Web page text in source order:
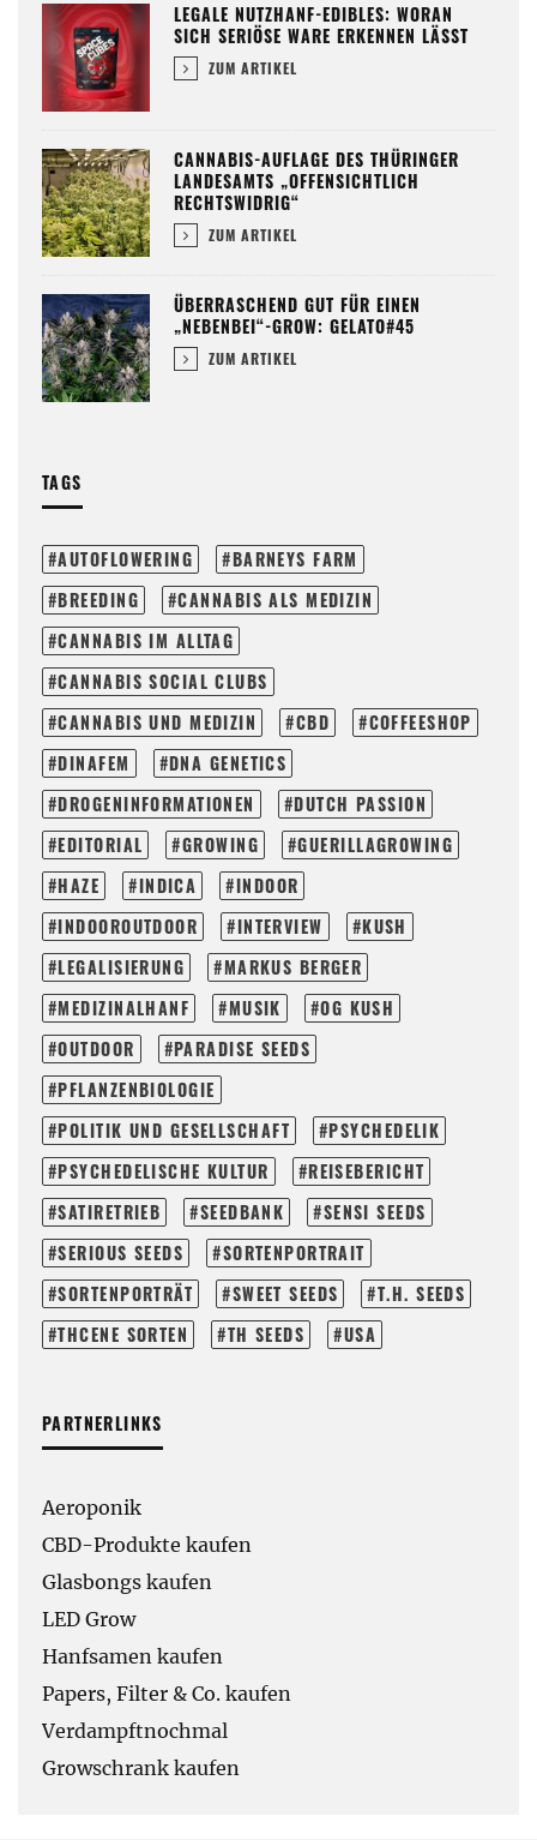
LEGALE NUTZHANF-EDIBLES: WORAN
SICH SERIÖSE WARE ERKENNEN LÄSST
ZUM ARTIKEL
CANNABIS-AUFLAGE DES THÜRINGER
LANDESAMTS „OFFENSICHTLICH
RECHTSWIDRIG“
ZUM ARTIKEL
ÜBERRASCHEND GUT FÜR EINEN
„NEBENBEI“-GROW: GELATO#45
ZUM ARTIKEL
TAGS
AUTOFLOWERING
BARNEYS FARM
BREEDING
CANNABIS ALS MEDIZIN
CANNABIS IM ALLTAG
CANNABIS SOCIAL CLUBS
CANNABIS UND MEDIZIN
CBD
COFFEESHOP
DINAFEM
DNA GENETICS
DROGENINFORMATIONEN
DUTCH PASSION
EDITORIAL
GROWING
GUERILLAGROWING
HAZE
INDICA
INDOOR
INDOOROUTDOOR
INTERVIEW
KUSH
LEGALISIERUNG
MARKUS BERGER
MEDIZINALHANF
MUSIK
OG KUSH
OUTDOOR
PARADISE SEEDS
PFLANZENBIOLOGIE
POLITIK UND GESELLSCHAFT
PSYCHEDELIK
PSYCHEDELISCHE KULTUR
REISEBERICHT
SATIRETRIEB
SEEDBANK
SENSI SEEDS
SERIOUS SEEDS
SORTENPORTRAIT
SORTENPORTRÄT
SWEET SEEDS
T.H. SEEDS
THCENE SORTEN
TH SEEDS USA
PARTNERLINKS
Aeroponik
CBD-Produkte kaufen
Glasbongs kaufen
LED Grow
Hanfsamen kaufen
Papers, Filter & Co. kaufen
Verdampftnochmal
Growschrank kaufen